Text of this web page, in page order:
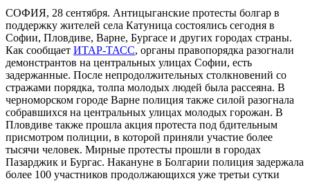
СОФИЯ, 28 сентября. Антицыганские протесты болгар в
поддержку жителей села Катуница состоялись сегодня в
Софии, Пловдиве, Варне, Бургасе и других городах страны.
Как сообщает ИТАР-ТАСС, органы правопорядка разогнали
демонстрантов на центральных улицах Софии, есть
задержанные. После непродолжительных столкновений со
стражами порядка, толпа молодых людей была рассеяна. В
черноморском городе Варне полиция также силой разогнала
собравшихся на центральных улицах молодых горожан. В
Пловдиве также прошла акция протеста под бдительным
присмотром полиции, в которой приняли участие более
тысячи человек. Мирные протесты прошли в городах
Пазарджик и Бургас. Накануне в Болгарии полиция задержала
более 100 участников продолжающихся уже третьи сутки